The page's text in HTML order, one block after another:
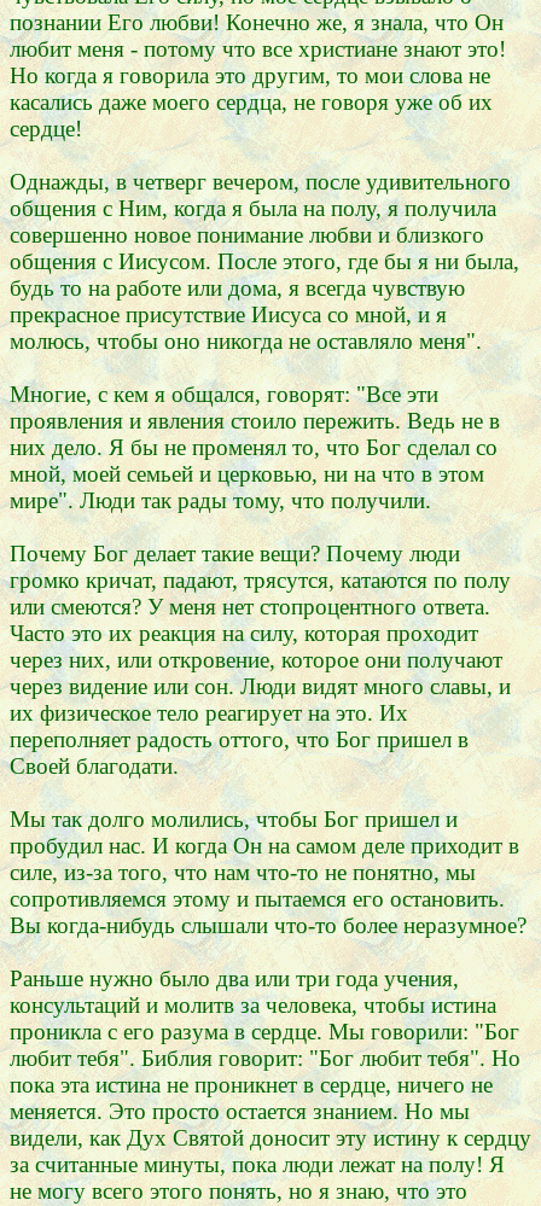
познании Его любви! Конечно же, я знала, что Он
любит меня - потому что все христиане знают это!
Но когда я говорила это другим, то мои слова не
касались даже моего сердца, не говоря уже об их
сердце!
Однажды, в четверг вечером, после удивительного
общения с Ним, когда я была на полу, я получила
совершенно новое понимание любви и близкого
общения с Иисусом. После этого, где бы я ни была,
будь то на работе или дома, я всегда чувствую
прекрасное присутствие Иисуса со мной, и я
молюсь, чтобы оно никогда не оставляло меня".
Многие, с кем я общался, говорят: "Все эти
проявления и явления стоило пережить. Ведь не в
них дело. Я бы не променял то, что Бог сделал со
мной, моей семьей и церковью, ни на что в этом
мире". Люди так рады тому, что получили.
Почему Бог делает такие вещи? Почему люди
громко кричат, падают, трясутся, катаются по полу
или смеются? У меня нет стопроцентного ответа.
Часто это их реакция на силу, которая проходит
через них, или откровение, которое они получают
через видение или сон. Люди видят много славы, и
их физическое тело реагирует на это. Их
переполняет радость оттого, что Бог пришел в
Своей благодати.
Мы так долго молились, чтобы Бог пришел и
пробудил нас. И когда Он на самом деле приходит в
силе, из-за того, что нам что-то не понятно, мы
сопротивляемся этому и пытаемся его остановить.
Вы когда-нибудь слышали что-то более неразумное?
Раньше нужно было два или три года учения,
консультаций и молитв за человека, чтобы истина
проникла с его разума в сердце. Мы говорили: "Бог
любит тебя". Библия говорит: "Бог любит тебя". Но
пока эта истина не проникнет в сердце, ничего не
меняется. Это просто остается знанием. Но мы
видели, как Дух Святой доносит эту истину к сердцу
за считанные минуты, пока люди лежат на полу! Я
не могу всего этого понять, но я знаю, что это